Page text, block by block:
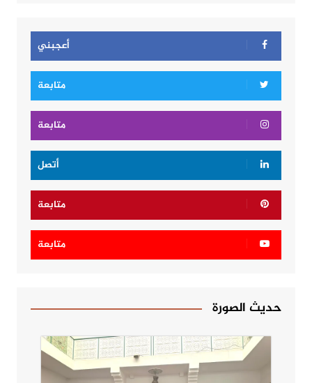
أعجبني
متابعة
متابعة
أتصل
متابعة
متابعة
حديث الصورة